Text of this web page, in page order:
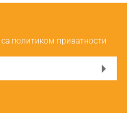
политиком приватности